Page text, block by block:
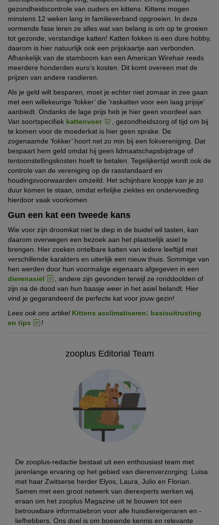
gezondheidscontrole van ouders en kittens. Kittens mogen
minstens 12 weken lang in familieverband opgroeien. In deze
vormende fase leren ze alles wat van belang is om op te groeien
tot gezonde, verstandige katten! Katten fokken is een dure hobby,
daarom is hier natuurlijk ook een prijskaartje aan verbonden.
Afhankelijk van de stamboom kan een American Wirehair reeds
meerdere honderden euro’s kosten. Dit komt overeen met de
prijzen van andere rasdieren.
Als je geld wilt besparen, moet je echter niet zomaar in zee gaan
met een willekeurige ‘fokker’ die ‘raskatten voor een laag prijsje’
aanbiedt. Ondanks de lage prijs heb je hier geen voordeel aan.
Van soortspecifiek kattenvoer
, gezondheidszorg of tijd om bij
te komen voor de moederkat is hier geen sprake. De
zogenaamde ‘fokker’ hoort net zo min bij een fokvereniging. Dat
bespaart hem geld omdat hij geen lidmaatschapsbijdrage of
tentoonstellingskosten hoeft te betalen. Tegelijkertijd wordt ook de
controle van de vereniging op de rasstandaard en
houdingsvoorwaarden omzeild. Het schijnbare koopje kan je zo
duur komen te staan, omdat erfelijke ziektes en ondervoeding
hierdoor vaak voorkomen.
Gun een kat een tweede kans
Wie voor zijn droomkat niet te diep in de buidel wil tasten, kan
daarom overwegen een bezoek aan het plaatselijk asiel te
brengen. Hier zoeken ontelbare katten van iedere leeftijd met
verschillende karakters en uiterlijk een nieuw thuis. Sommige van
hen werden door hun voormalige eigenaars afgegeven in een
dierenasiel
, andere zijn gevonden terwijl ze ronddoolden of
zijn na de dood van hun baasje weer in het asiel belandt. Hier
vind je gegarandeerd de perfecte kat voor jouw gezin!
Lees ook ons artikel Kittens acclimatiseren: basisuitrusting
en tips
!
zooplus Editorial Team
De zooplus-redactie bestaat uit een enthousiast team met
jarenlange ervaring op het gebied van dierenverzorging: Luisa
met haar Zwitserse herder Elyos, Laura, Julio en Florian.
Samen met een groot netwerk van dierexperts werken wij
eraan om het zooplus Magazine uit te bouwen tot een
betrouwbare informatiebron voor alle huisdiereigenaren en -
liefhebbers. Ons doel is om boeiende kennis en relevante